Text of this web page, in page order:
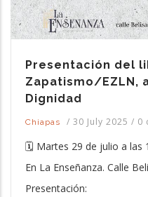
Presentación del
Zapatismo/EZLN,
Dignidad
Chiapas / 30 July 2025 / 0
🗓️ Martes 29 de julio a las
En La Enseñanza. Calle
Presentación: